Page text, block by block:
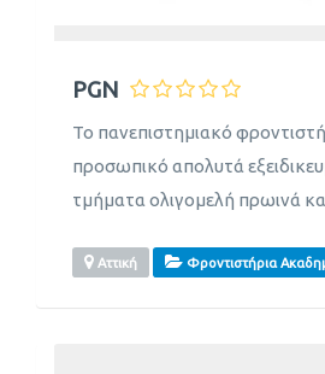
PGN
Το πανεπιστημιακό
προσωπικό απολυτά
τμήματα ολιγομελή πρωινά
Αττική Φροντιστήρια